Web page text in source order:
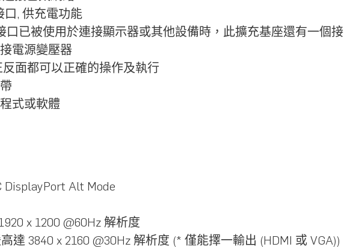
口, 供充電功能
口已被使用於連接顯示器或其他設備時，此擴充基座還有一個
電源變壓器
面都可以正確的操作及執行
式或軟體
DisplayPort Alt Mode
x 1200 @60Hz 解析度
達 3840 x 2160 @30Hz 解析度 (* 僅能擇一輸出 (HDMI 或 VGA))